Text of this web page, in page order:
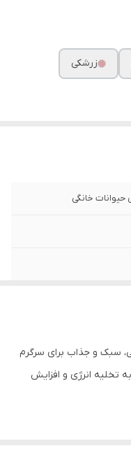
زرشکی
حیوانات خانگی
زمین یا دیوار برای تحریک
سبک و جذاب برای سرگرم
تخلیه انرژی و افزایش